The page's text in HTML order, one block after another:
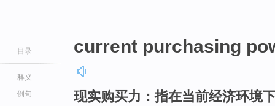
目录
释义
例句
current purchasing
现实购买力：指在当前经济环境